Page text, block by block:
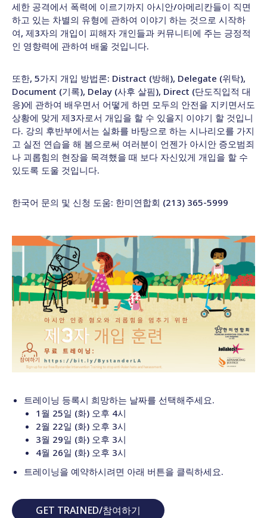
세한 공격에서 폭력에 이르기까지 아시안/아메리칸들이 직면
하고 있는 차별의 유형에 관하여 이야기 하는 것으로 시작하
여, 제3자의 개입이 피해자 개인들과 커뮤니티에 주는 긍정적
인 영향력에 관하여 배울 것입니다.
또한, 5가지 개입 방법론: Distract (방해), Delegate (위탁),
Document (기록), Delay (사후 살핌), Direct (단도직입적 대
응)에 관하여 배우면서 어떻게 하면 모두의 안전을 지키면서도
상황에 맞게 제3자로서 개입을 할 수 있을지 이야기 할 것입니
다. 강의 후반부에서는 실화를 바탕으로 하는 시나리오를 가지
고 실전 연습을 해 봄으로써 여러분이 언젠가 아시안 증오범죄
나 괴롭힘의 현장을 목격했을 때 보다 자신있게 개입을 할 수
있도록 도울 것입니다.
한국어 문의 및 신청 도움: 한미연합회 (213) 365-5999
트레이닝 등록시 희망하는 날짜를 선택해주세요.
1월 25일 (화) 오후 4시
2월 22일 (화) 오후 3시
3월 29일 (화) 오후 3시
4월 26일 (화) 오후 3시
트레이닝을 예약하시려면 아래 버튼을 클릭하세요.
GET TRAINED/참여하기